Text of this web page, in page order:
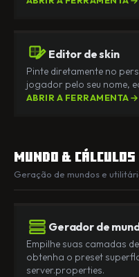
Editor de skin
Pinte diretamente no
jogador pelo seu nome,
ABRIR A FERRAMENTA
Mundo & cálculos
Geração de mundos e
Gerador de
Empilhe suas camadas
obtenha o preset
server.properties.